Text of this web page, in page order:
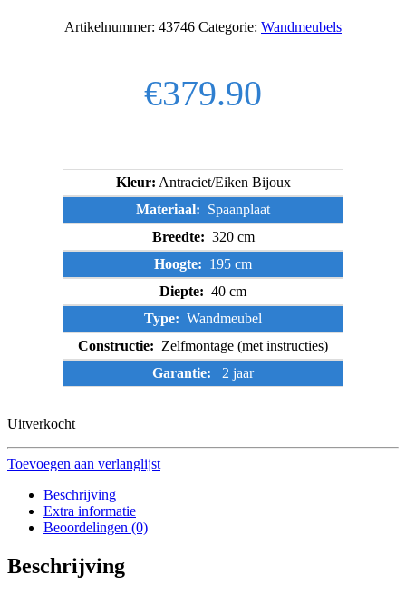
Artikelnummer: 43746 Categorie: Wandmeubels
€379.90
Kleur: Antraciet/Eiken Bijoux
Materiaal: Spaanplaat
Breedte: 320 cm
Hoogte: 195 cm
Diepte: 40 cm
Type: Wandmeubel
Constructie: Zelfmontage (met instructies)
Garantie: 2 jaar
Uitverkocht
Toevoegen aan verlanglijst
Beschrijving
Extra informatie
Beoordelingen (0)
Beschrijving